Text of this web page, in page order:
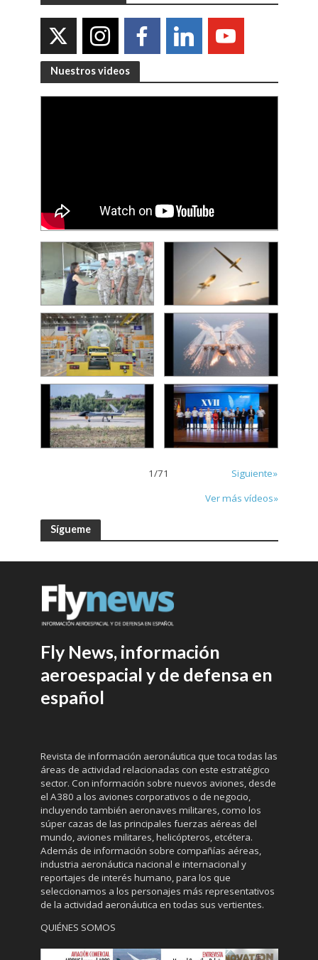
Nuestros videos
1/71
Siguiente»
Ver más vídeos»
Sígueme
Fly News, información
aeroespacial y de defensa en
español
Revista de información aeronáutica que toca todas las
áreas de actividad relacionadas con este estratégico
sector. Con información sobre nuevos aviones, desde
el A380 a los aviones corporativos o de negocio,
incluyendo también aeronaves militares, como los
súper cazas de las principales fuerzas aéreas del
mundo, aviones militares, helicópteros, etcétera.
Además de información sobre compañías aéreas,
industria aeronáutica nacional e internacional y
reportajes de interés humano, para los que
seleccionamos a los personajes más representativos
de la actividad aeronáutica en todas sus vertientes.
QUIÉNES SOMOS